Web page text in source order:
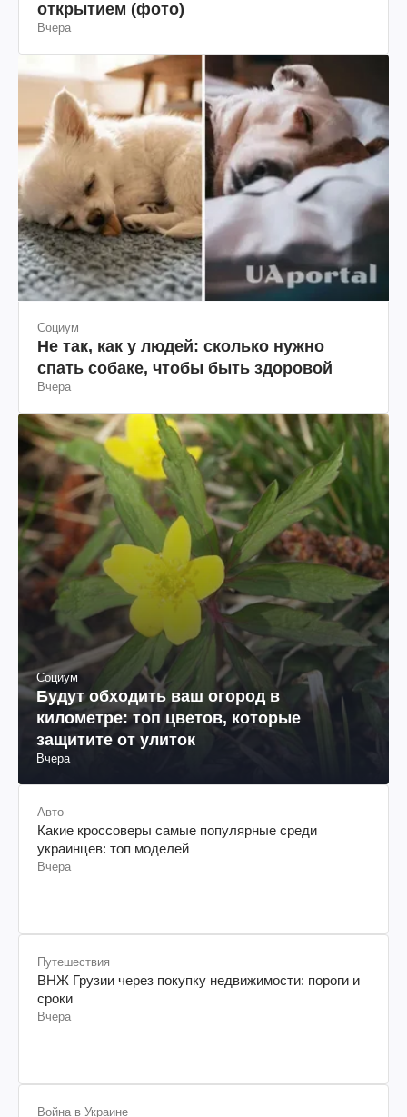
открытием (фото)
Вчера
Социум
Не так, как у людей: сколько нужно
спать собаке, чтобы быть здоровой
Вчера
Социум
Будут обходить ваш огород в
километре: топ цветов, которые
защитите от улиток
Вчера
Авто
Какие кроссоверы самые популярные среди
украинцев: топ моделей
Вчера
Путешествия
ВНЖ Грузии через покупку недвижимости: пороги и
сроки
Вчера
Война в Украине